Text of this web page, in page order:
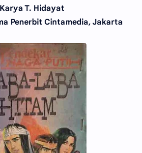
Karya T. Hidayat
Penerbit Cintamedia, Jakarta